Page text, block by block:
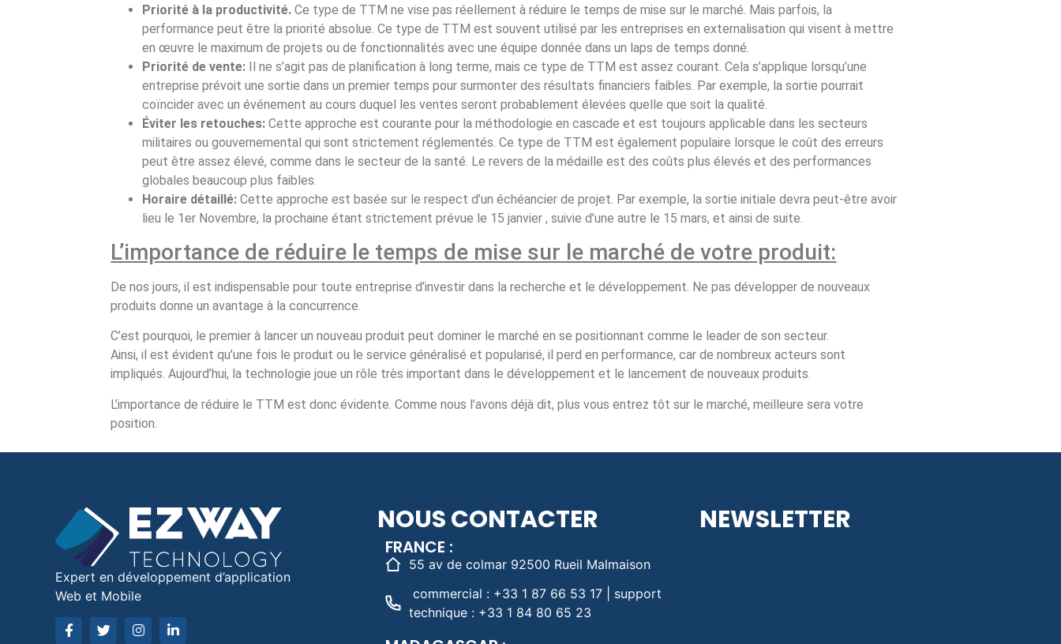
Priorité à la productivité.Ce type de TTM ne vise pas réellement à réduire le temps de mise sur le marché. Mais parfois, la
performance peut être la priorité absolue. Ce type de TTM est souvent utilisé par les entreprises en externalisation qui visent à mettre
en œuvre le maximum de projets ou de fonctionnalités avec une équipe donnée dans un laps de temps donné.
Priorité de vente: Il ne s’agit pas de planification à long terme, mais ce type de TTM est assez courant. Cela s’applique lorsqu’une
entreprise prévoit une sortie dans un premier temps pour surmonter des résultats financiers faibles. Par exemple, la sortie pourrait
coïncider avec un événement au cours duquel les ventes seront probablement élevées quelle que soit la qualité.
Éviter les retouches:Cette approche est courante pour la méthodologie en cascade et est toujours applicable dans les secteurs
militaires ou gouvernemental qui sont strictement réglementés. Ce type de TTM est également populaire lorsque le coût des erreurs
peut être assez élevé, comme dans le secteur de la santé. Le revers de la médaille est des coûts plus élevés et des performances
globales beaucoup plus faibles.
Horaire détaillé:Cette approche est basée sur le respect d’un échéancier de projet. Par exemple, la sortie initiale devra peut-être avoir
lieu le 1er Novembre, la prochaine étant strictement prévue le 15 janvier , suivie d’une autre le 15 mars, et ainsi de suite.
L’importance de réduire le temps de mise sur le marché de votre produit:
De nos jours, il est indispensable pour toute entreprise d’investir dans la recherche et le développement. Ne pas développer de nouveaux
produits donne un avantage à la concurrence.
C’est pourquoi, le premier à lancer un nouveau produit peut dominer le marché en se positionnant comme le leader de son secteur.
Ainsi, il est évident qu’une fois le produit ou le service généralisé et popularisé, il perd en performance, car de nombreux acteurs sont
impliqués. Aujourd’hui, la technologie joue un rôle très important dans le développement et le lancement de nouveaux produits.
L’importance de réduire le TTM est donc évidente. Comme nous l’avons déjà dit, plus vous entrez tôt sur le marché, meilleure sera votre
position.
Expert en développement d’application
Web et Mobile
NOUS CONTACTER
FRANCE :
55 av de colmar 92500 Rueil Malmaison
commercial : +33 1 87 66 53 17 | support
technique : +33 1 84 80 65 23
NEWSLETTER